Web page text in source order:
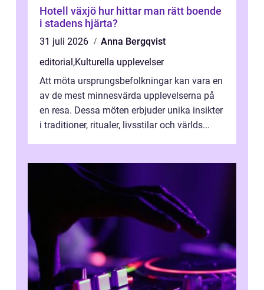
Hotell växjö hur hittar man rätt boende
i stadens hjärta?
31 juli 2026
Anna Bergqvist
editorial,Kulturella upplevelser
Att möta ursprungsbefolkningar kan vara en
av de mest minnesvärda upplevelserna på
en resa. Dessa möten erbjuder unika insikter
i traditioner, ritualer, livsstilar och världs...